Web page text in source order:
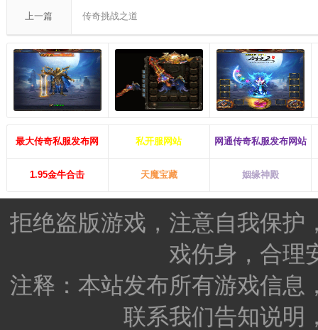
上一篇 传奇挑战之道
最大传奇私服发布网 私开服网站 网通传奇私服发布网站
1.95金牛合击 天魔宝藏 姻缘神殿
拒绝盗版游戏，注意自我保护
戏伤身，合理
注释：本站发布所有游戏信息
联系我们告知说明